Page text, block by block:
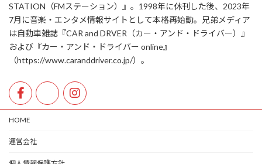
STATION（FMステーション）』。1998年に休刊した後、2023年
7月に音楽・エンタメ情報サイトとして本格再始動。兄弟メディア
は自動車雑誌『CAR and DRVER（カー・アンド・ドライバー）』
および『カー・アンド・ドライバー online』
（https://www.caranddriver.co.jp/）。
HOME
運営会社